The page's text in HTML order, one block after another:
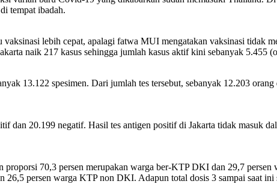
tempat ibadah.
lebih cepat, apalagi fatwa MUI mengatakan vaksinasi tidak
naik 217 kasus sehingga jumlah kasus aktif kini sebanyak 5.455
13.122 spesimen. Dari jumlah tes tersebut, sebanyak 12.203
dan 20.199 negatif. Hasil tes antigen positif di Jakarta tidak masuk
70,3 persen merupakan warga ber-KTP DKI dan 29,7
persen warga KTP non DKI. Adapun total dosis 3 sampai saat ini